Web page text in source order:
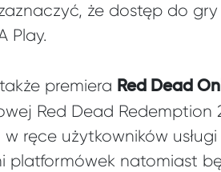
że dostęp do
Play.
premiera Red Dead
Red Dead Redemption
ręce użytkowników usługi
platformówek natomiast